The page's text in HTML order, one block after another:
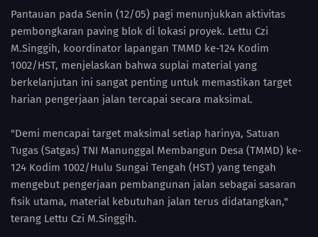
Pantauan pada Senin (12/05) pagi menunjukkan aktivitas
pembongkaran paving blok di lokasi proyek. Lettu Czi
M.Singgih, koordinator lapangan TMMD ke-124 Kodim
1002/HST, menjelaskan bahwa suplai material yang
berkelanjutan ini sangat penting untuk memastikan target
harian pengerjaan jalan tercapai secara maksimal.
"Demi mencapai target maksimal setiap harinya, Satuan
Tugas (Satgas) TNI Manunggal Membangun Desa (TMMD) ke-
124 Kodim 1002/Hulu Sungai Tengah (HST) yang tengah
mengebut pengerjaan pembangunan jalan sebagai sasaran
fisik utama, material kebutuhan jalan terus didatangkan,"
terang Lettu Czi M.Singgih.